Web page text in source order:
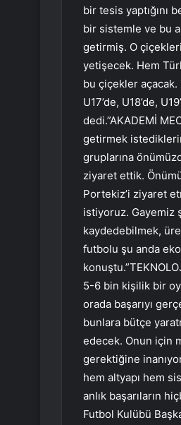
bir tesis yaptığını
bir sistemle ve bu
getirmiş. O
yetişecek. Hem
bu çiçekler açacak.
U17’de, U18’de,
dedi.”AKADEMİ
getirmek
gruplarına
ziyaret ettik.
Portekiz’i ziyaret
istiyoruz. Gayemiz
kaydedebilmek,
futbolu şu anda
5-6 bin kişilik bir
orada başarıyı
bunlara bütçe
edecek. Onun için
gerektiğine
hem altyapı hem
anlık başarıların
Futbol Kulübü